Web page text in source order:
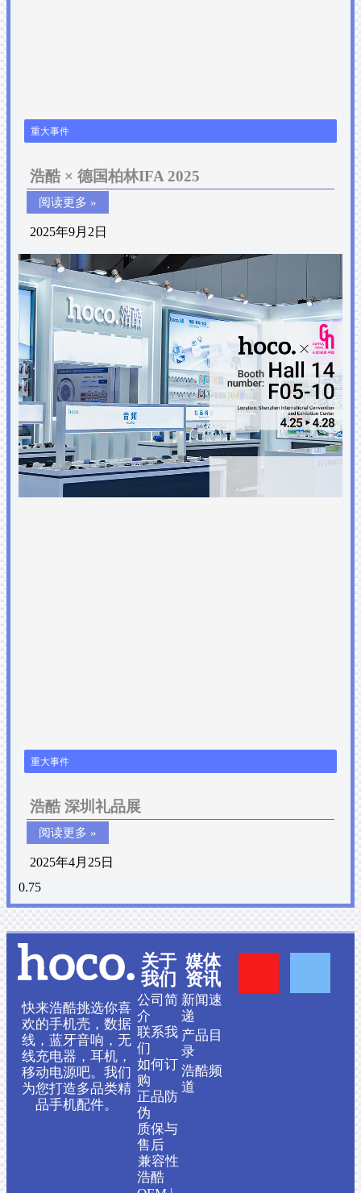
重大事件
浩酷 × 德国柏林IFA 2025
阅读更多 »
2025年9月2日
重大事件
浩酷 深圳礼品展
阅读更多 »
2025年4月25日
快来浩酷挑选你喜
欢的手机壳，数据
线，蓝牙音响，无
线充电器，耳机，
移动电源吧。我们
为您打造多品类精
品手机配件。
关于
我们
公司简
介
联系我
们
如何订
购
正品防
伪
质保与
售后
兼容性
浩酷
媒体
资讯
新闻速
递
产品目
录
浩酷频
道